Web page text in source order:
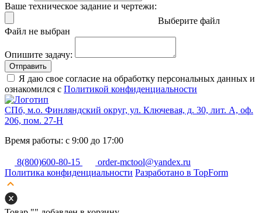
Ваше техническое задание и чертежи:
Выберите файл
Файл не выбран
Опишите задачу:
Отправить
Я даю свое согласие на обработку персональных данных и
ознакомился с Политикой конфиденциальности
СПб, м.о. Финляндский округ, ул. Ключевая, д. 30, лит. А, оф.
206, пом. 27-Н
Время работы: с 9:00 до 17:00
8(800)600-80-15
order-mctool@yandex.ru
Политика конфиденциальности Разработано в TopForm